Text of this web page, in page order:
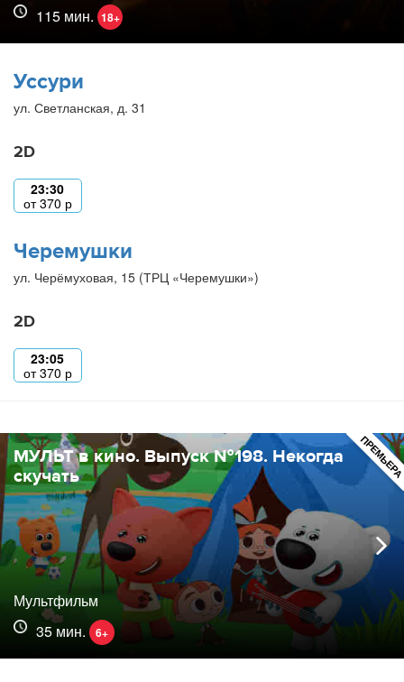
115 мин. 18+
Уссури
ул. Светланская, д. 31
2D
23:30
от370 р
Черемушки
ул. Черёмуховая, 15 (ТРЦ «Черемушки»)
2D
23:05
от370 р
МУЛЬТ в кино. Выпуск №198. Некогда
скучать
Мультфильм
35 мин.
6+